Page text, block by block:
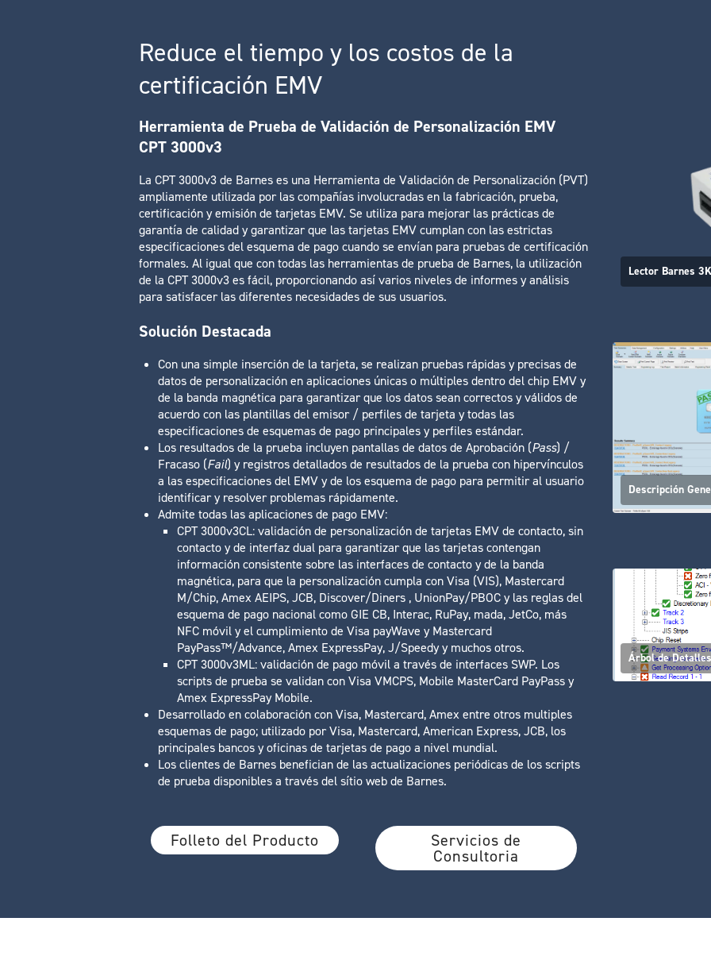
Reduce el tiempo y los costos de la
certificación EMV
Herramienta de Prueba de Validación de Personalización EMV
CPT 3000v3
La CPT 3000v3 de Barnes es una Herramienta de Validación de Personalización (PVT)
ampliamente utilizada por las compañías involucradas en la fabricación, prueba,
certificación y emisión de tarjetas EMV. Se utiliza para mejorar las prácticas de
garantía de calidad y garantizar que las tarjetas EMV cumplan con las estrictas
especificaciones del esquema de pago cuando se envían para pruebas de certificación
formales. Al igual que con todas las herramientas de prueba de Barnes, la utilización
de la CPT 3000v3 es fácil, proporcionando así varios niveles de informes y análisis
para satisfacer las diferentes necesidades de sus usuarios.
Solución Destacada
Con una simple inserción de la tarjeta, se realizan pruebas rápidas y precisas de
datos de personalización en aplicaciones únicas o múltiples dentro del chip EMV y
de la banda magnética para garantizar que los datos sean correctos y válidos de
acuerdo con las plantillas del emisor / perfiles de tarjeta y todas las
especificaciones de esquemas de pago principales y perfiles estándar.
Los resultados de la prueba incluyen pantallas de datos de Aprobación (Pass) /
Fracaso (Fail) y registros detallados de resultados de la prueba con hipervínculos
a las especificaciones del EMV y de los esquema de pago para permitir al usuario
identificar y resolver problemas rápidamente.
Admite todas las aplicaciones de pago EMV:
CPT 3000v3CL: validación de personalización de tarjetas EMV de contacto, sin
contacto y de interfaz dual para garantizar que las tarjetas contengan
información consistente sobre las interfaces de contacto y de la banda
magnética, para que la personalización cumpla con Visa (VIS), Mastercard
M/Chip, Amex AEIPS, JCB, Discover/Diners , UnionPay/PBOC y las reglas del
esquema de pago nacional como GIE CB, Interac, RuPay, mada, JetCo, más
NFC móvil y el cumplimiento de Visa payWave y Mastercard
PayPass™/Advance, Amex ExpressPay, J/Speedy y muchos otros.
CPT 3000v3ML: validación de pago móvil a través de interfaces SWP. Los
scripts de prueba se validan con Visa VMCPS, Mobile MasterCard PayPass y
Amex ExpressPay Mobile.
Desarrollado en colaboración con Visa, Mastercard, Amex entre otros multiples
esquemas de pago; utilizado por Visa, Mastercard, American Express, JCB, los
principales bancos y oficinas de tarjetas de pago a nivel mundial.
Los clientes de Barnes benefician de las actualizaciones periódicas de los scripts
de prueba disponibles a través del sítio web de Barnes.
Folleto del Producto Servicios de
Consultoria
Lector Barnes
Descripción
Árbol de